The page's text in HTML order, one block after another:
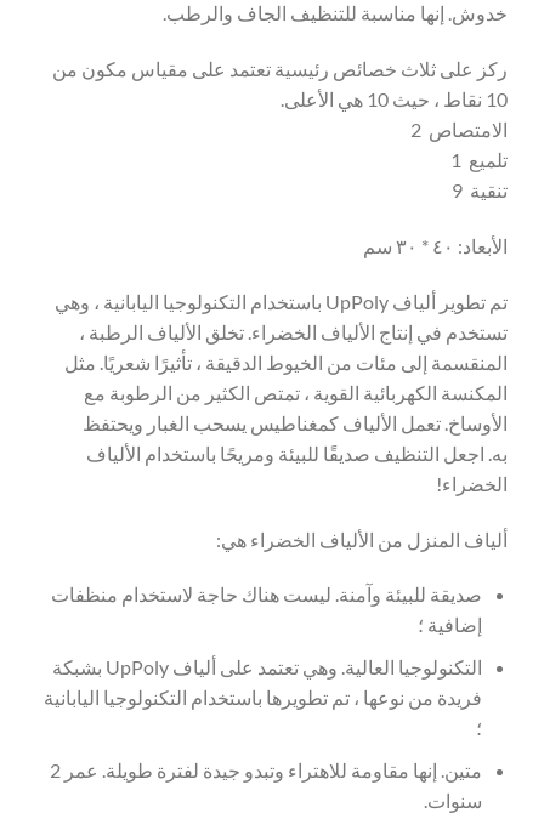
خدوش. إنها مناسبة للتنظيف الجاف والرطب.
ركز على ثلاث خصائص رئيسية تعتمد على مقياس مكون من
10 نقاط ، حيث 10 هي الأعلى.
الامتصاص 2
تلميع 1
تنقية 9
الأبعاد: ٤٠ * ٣٠ سم
تم تطوير ألياف UpPoly باستخدام التكنولوجيا اليابانية ، وهي
تستخدم في إنتاج الألياف الخضراء. تخلق الألياف الرطبة ،
المنقسمة إلى مئات من الخيوط الدقيقة ، تأثيرًا شعريًا. مثل
المكنسة الكهربائية القوية ، تمتص الكثير من الرطوبة مع
الأوساخ. تعمل الألياف كمغناطيس يسحب الغبار ويحتفظ
به. اجعل التنظيف صديقًا للبيئة ومريحًا باستخدام الألياف
الخضراء!
ألياف المنزل من الألياف الخضراء هي:
صديقة للبيئة وآمنة. ليست هناك حاجة لاستخدام منظفات
إضافية ؛
التكنولوجيا العالية. وهي تعتمد على ألياف UpPoly بشبكة
فريدة من نوعها ، تم تطويرها باستخدام التكنولوجيا اليابانية
؛
متين. إنها مقاومة للاهتراء وتبدو جيدة لفترة طويلة. عمر 2
سنوات.